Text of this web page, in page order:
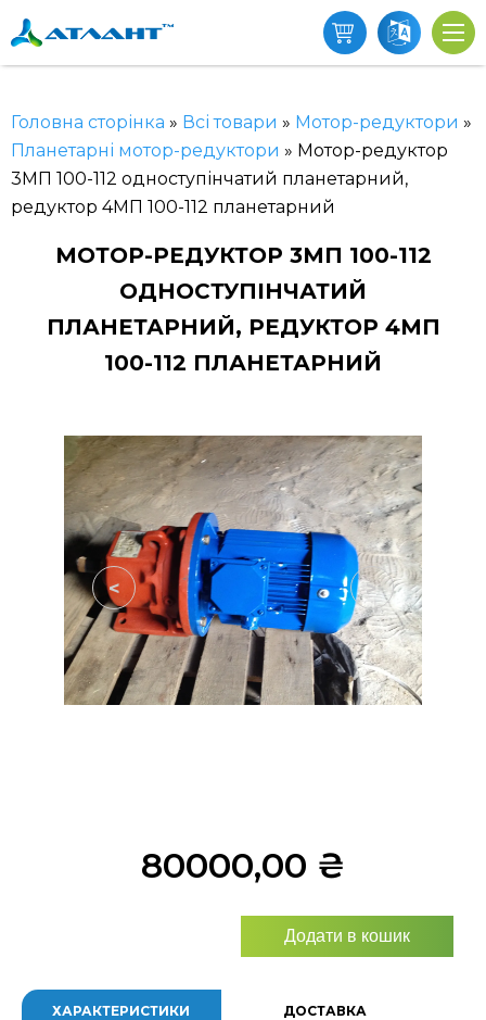
Головна сторінка » Всі товари » Мотор-редуктори »
Планетарні мотор-редуктори » Мотор-редуктор
3МП 100-112 одноступінчатий планетарний,
редуктор 4МП 100-112 планетарний
МОТОР-РЕДУКТОР 3МП 100-112
ОДНОСТУПІНЧАТИЙ
ПЛАНЕТАРНИЙ, РЕДУКТОР 4МП
100-112 ПЛАНЕТАРНИЙ
< >
80000,00 ₴
Додати в кошик
ХАРАКТЕРИСТИКИ ДОСТАВКА